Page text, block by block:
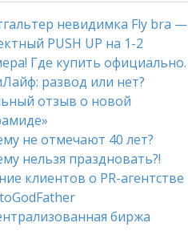
невидимка Fly bra —
PUSH UP на 1-2
Где купить официально.
развод или нет?
отзыв о новой
не отмечают 40 лет?
нельзя праздновать?!
клиентов о PR-агентстве
биржа